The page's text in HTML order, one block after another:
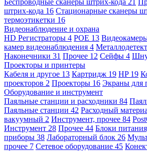
штрих-кода 16 Стационарные сканеры
термоэтикетки 16
Видеонаблюдение и охрана
HD Регистраторы 4 POE 13
камер видеонаблюдения 4
Наконечники 31 Прочее 12 Сейфы 4
Проекторы и принтеры
Кабеля и другое 13 Картридж 19 HP 19
проекторов 2 Проекторы 16 Экраны для
Оборудование и инструмент
Паяльные станции и расходники 84
Паяльные станции 42 Расходный
вакуумный 2 Инструмент, прочее 84
Инструмент 28 Прочее 44 Блоки
приборы 38 Лабораторный блок 26
прочее 7 Сетевое оборудование 45